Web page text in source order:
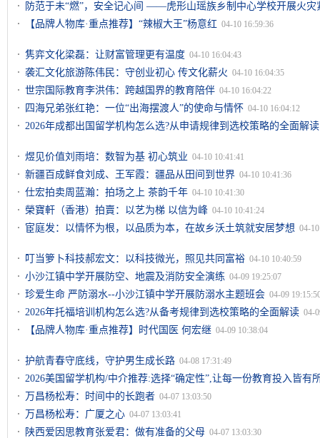
防范于未“燃”，安全记心间 ——虎形山瑶族乡制中心学校开展火灾
【品牌人物库·重点推荐】“辣椒大王”杨意红 04-10 16:59:36
隽弈文化梁磊：让财富管理更有温度 04-10 16:04:43
袭汇文化旅游陈伟民：守创业初心 传文化薪火 04-10 16:04:35
世宗国际教育李洪伟：跨越国界的教育陪伴 04-10 16:04:22
四海兄弟张红艳：一位“出海摆渡人”的使命与情怀 04-10 16:04:12
2026年成都出国留学机构怎么选?从申请规律到选校策略的全面解读
煜见价值刘雨培：数智为基 初心筑业 04-10 10:41:41
新疆百成鲜食刘成、王军霞：疆品从田间到世界 04-10 10:41:36
仕宏拍卖周蓝瀚：拍场之上 茶韵千年 04-10 10:41:30
榮寶軒（香港）拍賣：以艺为梯 以信为峰 04-10 10:41:24
宦庭发：以情怀为根，以品质为本，在故乡沃土筑就安居梦想 04-
叮当箩卜科技郝宏文：以科技微光，照见共同富裕 04-10 10:40:59
小沙江镇中学开展防空、地震及消防安全演练 04-09 19:25:07
珍爱生命 严防溺水--小沙江镇中学开展防溺水主题班会 04-09
2026年托福培训机构怎么选?从备考规律到选校策略的全面解读 04-
【品牌人物库·重点推荐】时代国医 何宏继 04-09 10:38:04
护航青春守底线，守护男生成长路 04-08 17:31:49
2026美国留学机构/中介推荐:选择“确定性”,让每一份教育投入皆有
万昌杨松寿：时间中的长跑者 04-07 13:03:50
万昌杨松寿：广厦之心 04-07 13:03:41
陕西爱因思教育张爱君：做有准备的父母 04-07 13:03:30